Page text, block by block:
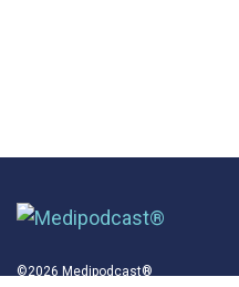
©2026 Medipodcast®